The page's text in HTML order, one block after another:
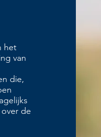
het
van
die,
de